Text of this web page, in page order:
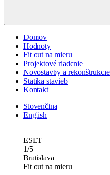
Domov
Hodnoty
Fit out na mieru
Projektové riadenie
Novostavby a rekonštrukcie
Statika stavieb
Kontakt
Slovenčina
English
ESET
1/5
Bratislava
Fit out na mieru